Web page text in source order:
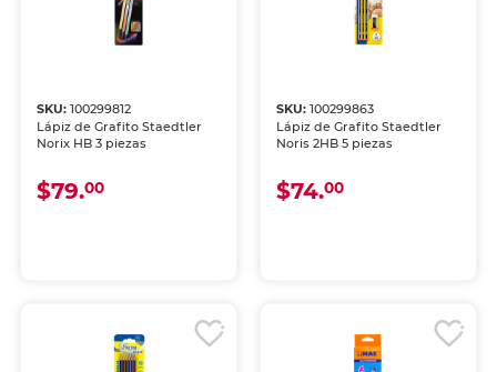
SKU:100299812
Lápiz de Grafito Staedtler
Norix HB 3 piezas
$79.00
SKU: 100299863
Lápiz de Grafito Staedtler
Noris 2HB 5 piezas
$74.00